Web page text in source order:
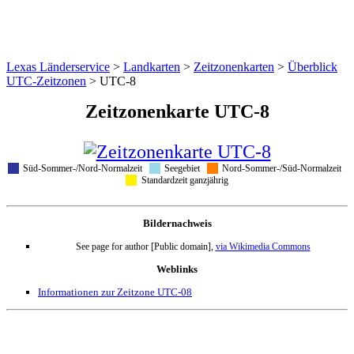
Lexas Länderservice > Landkarten > Zeitzonenkarten > Überblick
UTC-Zeitzonen > UTC-8
Zeitzonenkarte UTC-8
Süd-Sommer-/Nord-Normalzeit Seegebiet
Nord-Sommer-/Süd-Normalzeit
Standardzeit ganzjährig
Bildernachweis
See page for author [Public domain], via Wikimedia Commons
Weblinks
Informationen zur Zeitzone UTC-08